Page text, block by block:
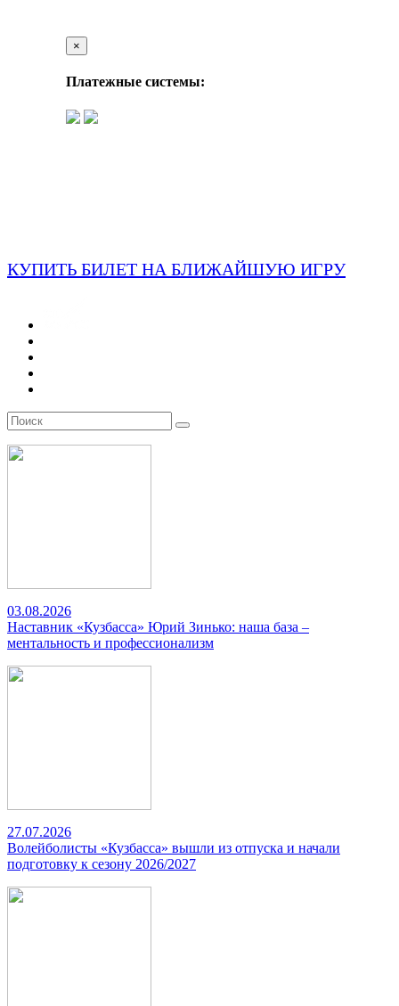
×
Платежные системы:
КУПИТЬ БИЛЕТ НА БЛИЖАЙШУЮ ИГРУ
03.08.2026
Наставник «Кузбасса» Юрий Зинько: наша база –
ментальность и профессионализм
27.07.2026
Волейболисты «Кузбасса» вышли из отпуска и начали
подготовку к сезону 2026/2027